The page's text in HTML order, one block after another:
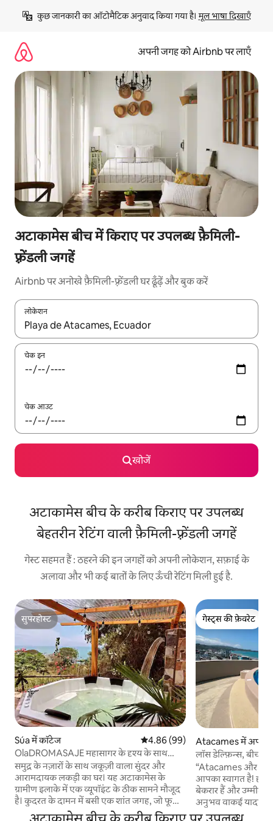
छोड़कर
कॉन्टेंट
कुछ जानकारी का ऑटोमैटिक अनुवाद किया गया है। मूल भाषा दिखाएँ
अपनी जगह को Airbnb पर लाएँ
अटाकामेस बीच में किराए पर उपलब्ध फ़ैमिली-
फ़्रेंडली जगहें
Airbnb पर अनोखे फ़ैमिली-फ़्रेंडली घर ढूँढ़ें और बुक करें
लोकेशन
नतीजों के उपलब्ध होने पर, अप और डाउन 'ऐरो की' का इस्तेमाल करके नेविगेट
चेक इन
चेक आउट
खोजें
अटाकामेस बीच के करीब किराए पर उपलब्ध
बेहतरीन रेटिंग वाली फ़ैमिली-फ़्रेंडली जगहें
गेस्ट सहमत हैं : ठहरने की इन जगहों को अपनी लोकेशन, सफ़ाई के
अलावा और भी कई बातों के लिए ऊँची रेटिंग मिली हुई है.
सुपरहोस्ट
सुपरहोस्ट
Súa में कॉटेज औसत रेटिंग 5 में से 4.86, 99 समीक्षाएँ
4.86 (99)
OlaDROMASAJE महासागर के दृश्य के साथ
शानदार घर
समुद्र के नज़ारों के साथ जकूज़ी वाला सुंदर और
आरामदायक लकड़ी का घर। यह अटाकामेस के
ग्रामीण इलाके में एक व्यूपॉइंट के ठीक सामने मौजूद
है। कुदरत के दामन में बसी एक शांत जगह, जो फूलों
से सजे रास्ते से होकर अटाकामेस बीच से 15 मिनट की
गेस्ट्स की फ़ेवरेट
गेस्ट्स की फ़ेवरेट
Atacames में
लॉस डेल्फ़िन्स, बीच से
और नज़ारे
“Atacames और
आपका स्वागत है! हम
बेकरार हैं और उम्मीद
अनुभव वाकई यादगार
कोने से लुभावने नज़ारे